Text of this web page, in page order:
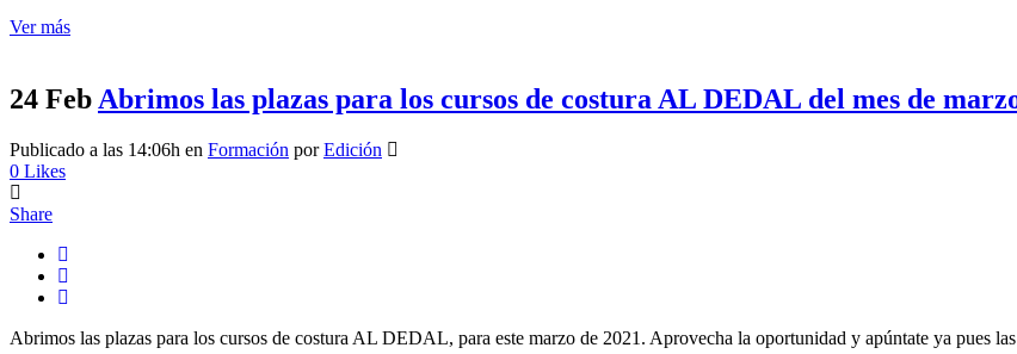
Ver más
24 Feb Abrimos las plazas para los cursos de costura AL DEDAL del mes de
Publicado a las 14:06h en Formación porEdición
0 Likes
Share
Abrimos las plazas para los cursos de costura AL DEDAL, para este marzo de 2021. Aprovecha la oportunidad y apúntate ya pues